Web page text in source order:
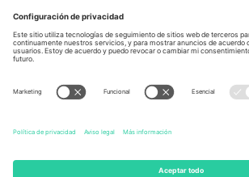
Mexico
Av Chapultepec 360, Roma
Norte, Cuauhtémoc, 06700
Ciudad de México, CDMX,
Mexico
La entidad jurídica del proveedor de la
información, consulte la página específica del